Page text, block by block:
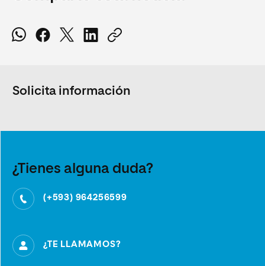
Solicita información
¿Tienes alguna duda?
(+593) 964256599
¿TE LLAMAMOS?